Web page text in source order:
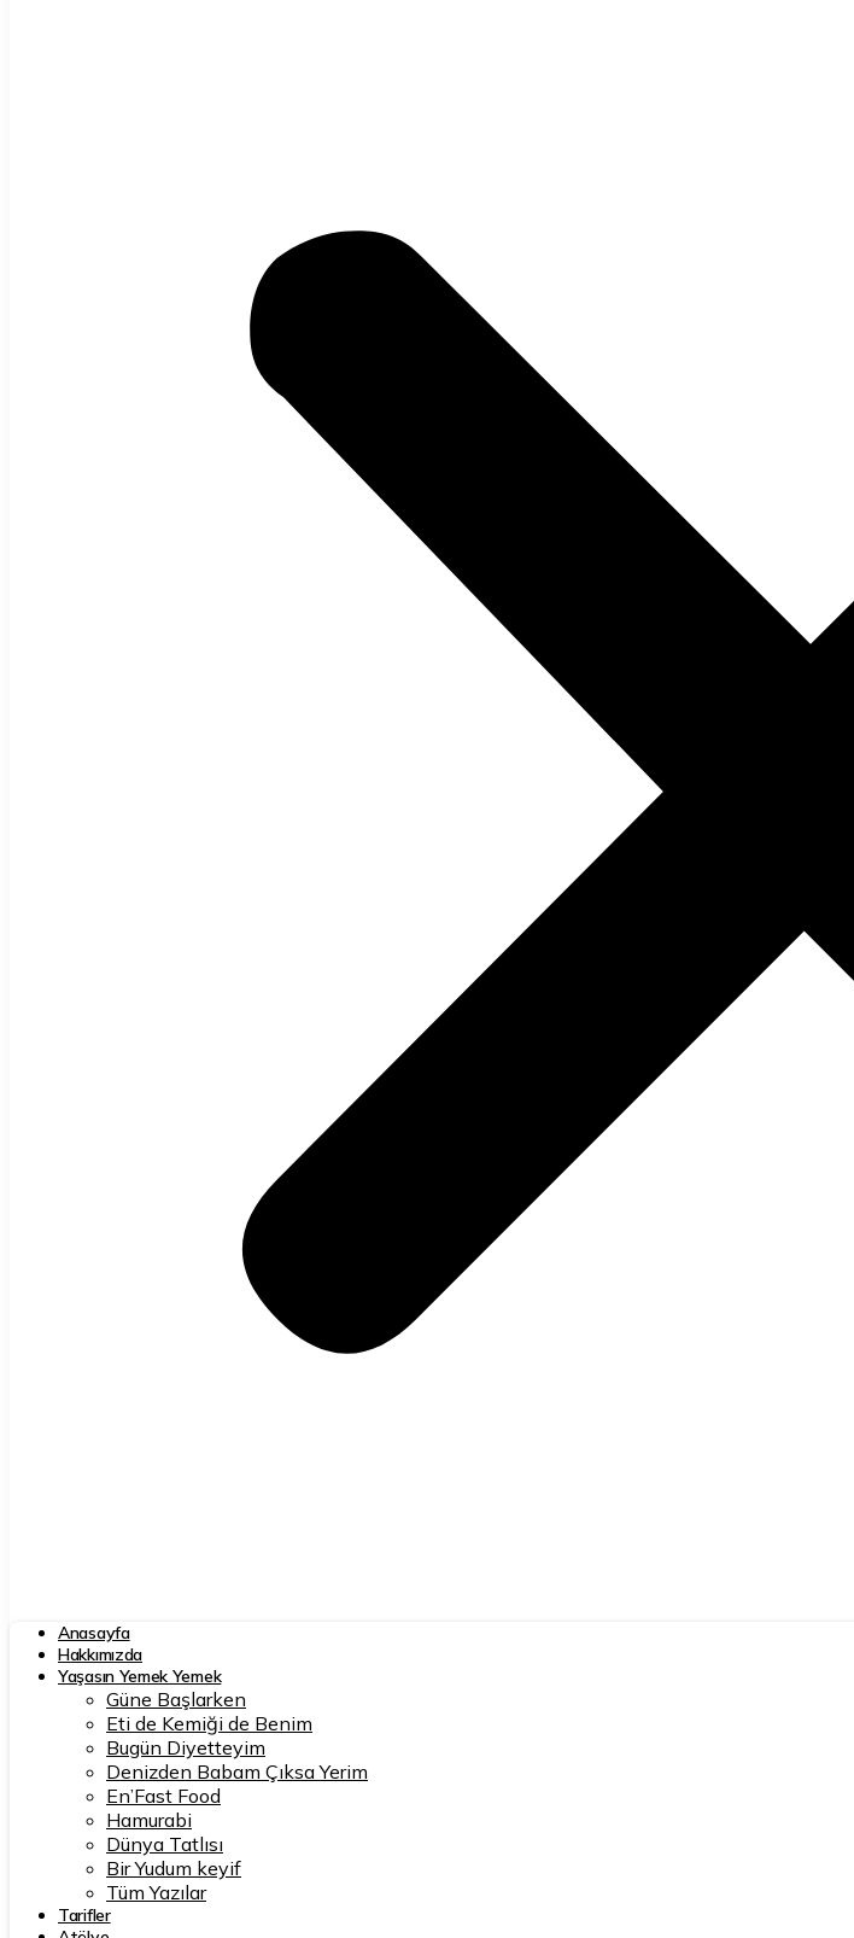
Anasayfa
Hakkımızda
Yaşasın Yemek Yemek
Güne Başlarken
Eti de Kemiği de Benim
Bugün Diyetteyim
Denizden Babam Çıksa Yerim
En’Fast Food
Hamurabi
Dünya Tatlısı
Bir Yudum keyif
Tüm Yazılar
Tarifler